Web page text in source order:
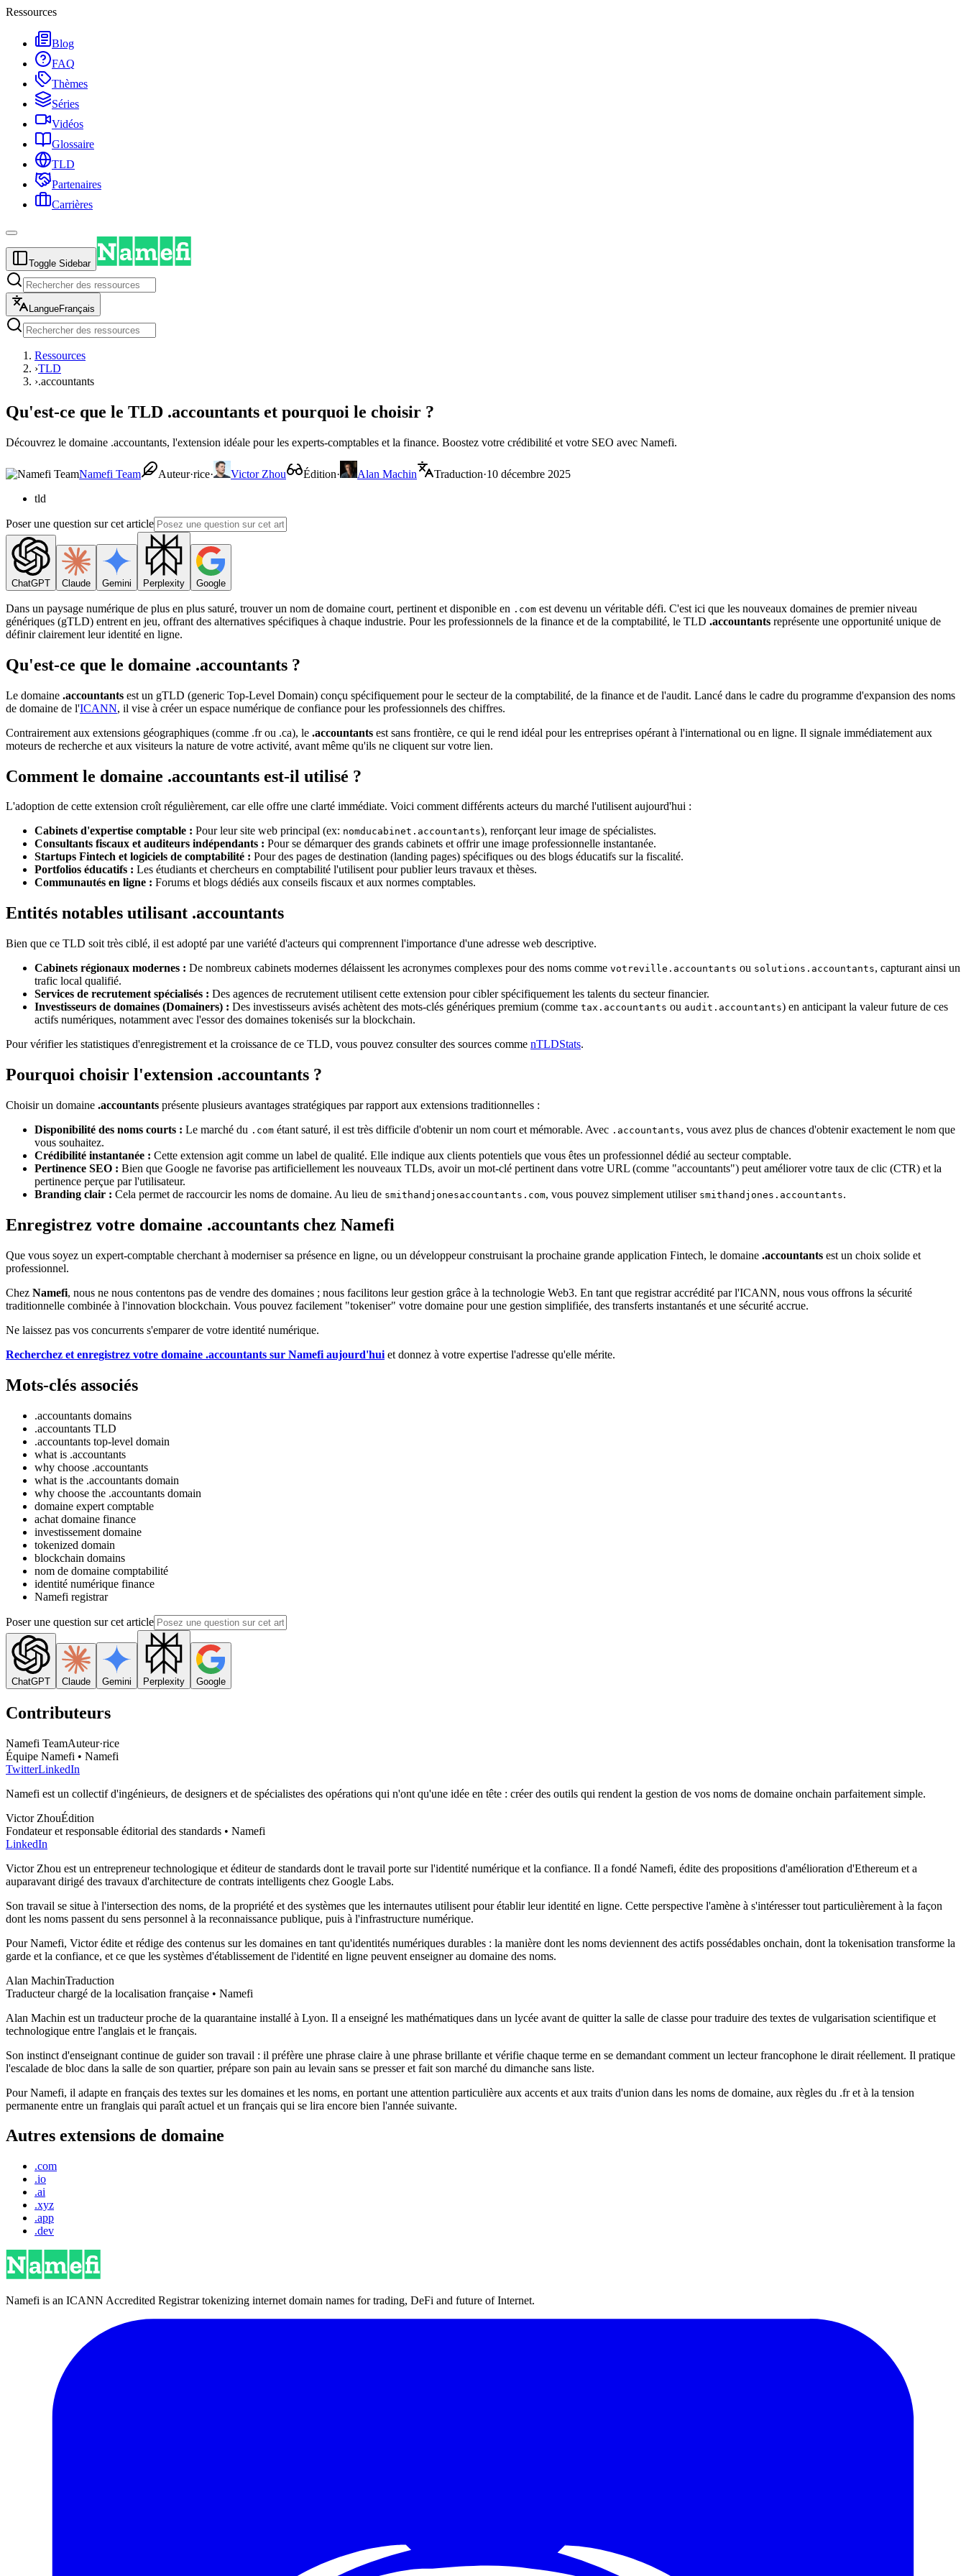
Ressources
Blog
FAQ
Thèmes
Séries
Vidéos
Glossaire
TLD
Partenaires
Carrières
Toggle Sidebar
LangueFrançais
Ressources
›TLD
›.accountants
Qu'est-ce que le TLD .accountants et pourquoi le choisir ?
Découvrez le domaine .accountants, l'extension idéale pour les experts-comptables et la finance. Boostez votre crédibilité et votre SEO avec Namefi.
Namefi Team Auteur·rice· Victor Zhou Édition· Alan Machin Traduction·10 décembre 2025
tld
Poser une question sur cet article
ChatGPT Claude Gemini Perplexity Google
Dans un paysage numérique de plus en plus saturé, trouver un nom de domaine court, pertinent et disponible en .com est devenu un véritable défi. C'est ici que les nouveaux domaines de premier niveau
génériques (gTLD) entrent en jeu, offrant des alternatives spécifiques à chaque industrie. Pour les professionnels de la finance et de la comptabilité, le TLD .accountants représente une opportunité unique de
définir clairement leur identité en ligne.
Qu'est-ce que le domaine .accountants ?
Le domaine .accountants est un gTLD (generic Top-Level Domain) conçu spécifiquement pour le secteur de la comptabilité, de la finance et de l'audit. Lancé dans le cadre du programme d'expansion des noms
de domaine de l'ICANN, il vise à créer un espace numérique de confiance pour les professionnels des chiffres.
Contrairement aux extensions géographiques (comme .fr ou .ca), le .accountants est sans frontière, ce qui le rend idéal pour les entreprises opérant à l'international ou en ligne. Il signale immédiatement aux
moteurs de recherche et aux visiteurs la nature de votre activité, avant même qu'ils ne cliquent sur votre lien.
Comment le domaine .accountants est-il utilisé ?
L'adoption de cette extension croît régulièrement, car elle offre une clarté immédiate. Voici comment différents acteurs du marché l'utilisent aujourd'hui :
Cabinets d'expertise comptable : Pour leur site web principal (ex: nomducabinet.accountants), renforçant leur image de spécialistes.
Consultants fiscaux et auditeurs indépendants : Pour se démarquer des grands cabinets et offrir une image professionnelle instantanée.
Startups Fintech et logiciels de comptabilité : Pour des pages de destination (landing pages) spécifiques ou des blogs éducatifs sur la fiscalité.
Portfolios éducatifs : Les étudiants et chercheurs en comptabilité l'utilisent pour publier leurs travaux et thèses.
Communautés en ligne : Forums et blogs dédiés aux conseils fiscaux et aux normes comptables.
Entités notables utilisant .accountants
Bien que ce TLD soit très ciblé, il est adopté par une variété d'acteurs qui comprennent l'importance d'une adresse web descriptive.
Cabinets régionaux modernes : De nombreux cabinets modernes délaissent les acronymes complexes pour des noms comme votreville.accountants ou solutions.accountants, capturant ainsi un
trafic local qualifié.
Services de recrutement spécialisés : Des agences de recrutement utilisent cette extension pour cibler spécifiquement les talents du secteur financier.
Investisseurs de domaines (Domainers) : Des investisseurs avisés achètent des mots-clés génériques premium (comme tax.accountants ou audit.accountants) en anticipant la valeur future de ces
actifs numériques, notamment avec l'essor des domaines tokenisés sur la blockchain.
Pour vérifier les statistiques d'enregistrement et la croissance de ce TLD, vous pouvez consulter des sources comme nTLDStats.
Pourquoi choisir l'extension .accountants ?
Choisir un domaine .accountants présente plusieurs avantages stratégiques par rapport aux extensions traditionnelles :
Disponibilité des noms courts : Le marché du .com étant saturé, il est très difficile d'obtenir un nom court et mémorable. Avec .accountants, vous avez plus de chances d'obtenir exactement le nom que
vous souhaitez.
Crédibilité instantanée : Cette extension agit comme un label de qualité. Elle indique aux clients potentiels que vous êtes un professionnel dédié au secteur comptable.
Pertinence SEO : Bien que Google ne favorise pas artificiellement les nouveaux TLDs, avoir un mot-clé pertinent dans votre URL (comme "accountants") peut améliorer votre taux de clic (CTR) et la
pertinence perçue par l'utilisateur.
Branding clair : Cela permet de raccourcir les noms de domaine. Au lieu de smithandjonesaccountants.com, vous pouvez simplement utiliser smithandjones.accountants.
Enregistrez votre domaine .accountants chez Namefi
Que vous soyez un expert-comptable cherchant à moderniser sa présence en ligne, ou un développeur construisant la prochaine grande application Fintech, le domaine .accountants est un choix solide et
professionnel.
Chez Namefi, nous ne nous contentons pas de vendre des domaines ; nous facilitons leur gestion grâce à la technologie Web3. En tant que registrar accrédité par l'ICANN, nous vous offrons la sécurité
traditionnelle combinée à l'innovation blockchain. Vous pouvez facilement "tokeniser" votre domaine pour une gestion simplifiée, des transferts instantanés et une sécurité accrue.
Ne laissez pas vos concurrents s'emparer de votre identité numérique.
Recherchez et enregistrez votre domaine .accountants sur Namefi aujourd'hui et donnez à votre expertise l'adresse qu'elle mérite.
Mots-clés associés
.accountants domains
.accountants TLD
.accountants top-level domain
what is .accountants
why choose .accountants
what is the .accountants domain
why choose the .accountants domain
domaine expert comptable
achat domaine finance
investissement domaine
tokenized domain
blockchain domains
nom de domaine comptabilité
identité numérique finance
Namefi registrar
Poser une question sur cet article
ChatGPT Claude Gemini Perplexity Google
Contributeurs
Namefi TeamAuteur·rice
Équipe Namefi • Namefi
TwitterLinkedIn
Namefi est un collectif d'ingénieurs, de designers et de spécialistes des opérations qui n'ont qu'une idée en tête : créer des outils qui rendent la gestion de vos noms de domaine onchain parfaitement simple.
Victor ZhouÉdition
Fondateur et responsable éditorial des standards • Namefi
LinkedIn
Victor Zhou est un entrepreneur technologique et éditeur de standards dont le travail porte sur l'identité numérique et la confiance. Il a fondé Namefi, édite des propositions d'amélioration d'Ethereum et a
auparavant dirigé des travaux d'architecture de contrats intelligents chez Google Labs.
Son travail se situe à l'intersection des noms, de la propriété et des systèmes que les internautes utilisent pour établir leur identité en ligne. Cette perspective l'amène à s'intéresser tout particulièrement à la façon
dont les noms passent du sens personnel à la reconnaissance publique, puis à l'infrastructure numérique.
Pour Namefi, Victor édite et rédige des contenus sur les domaines en tant qu'identités numériques durables : la manière dont les noms deviennent des actifs possédables onchain, dont la tokenisation transforme la
garde et la confiance, et ce que les systèmes d'établissement de l'identité en ligne peuvent enseigner au domaine des noms.
Alan MachinTraduction
Traducteur chargé de la localisation française • Namefi
Alan Machin est un traducteur proche de la quarantaine installé à Lyon. Il a enseigné les mathématiques dans un lycée avant de quitter la salle de classe pour traduire des textes de vulgarisation scientifique et
technologique entre l'anglais et le français.
Son instinct d'enseignant continue de guider son travail : il préfère une phrase claire à une phrase brillante et vérifie chaque terme en se demandant comment un lecteur francophone le dirait réellement. Il pratique
l'escalade de bloc dans la salle de son quartier, prépare son pain au levain sans se presser et fait son marché du dimanche sans liste.
Pour Namefi, il adapte en français des textes sur les domaines et les noms, en portant une attention particulière aux accents et aux traits d'union dans les noms de domaine, aux règles du .fr et à la tension
permanente entre un franglais qui paraît actuel et un français qui se lira encore bien l'année suivante.
Autres extensions de domaine
.com
.io
.ai
.xyz
.app
.dev
Namefi is an ICANN Accredited Registrar tokenizing internet domain names for trading, DeFi and future of Internet.